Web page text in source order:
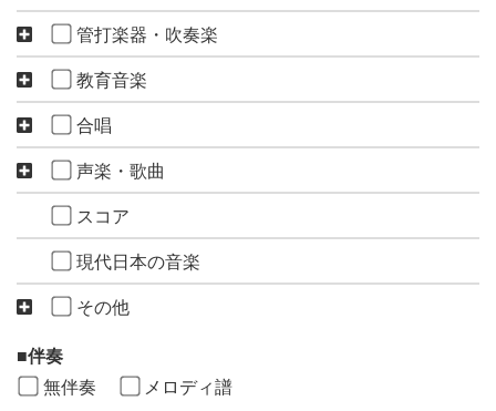
管打楽器・吹奏楽
教育音楽
合唱
声楽・歌曲
スコア
現代日本の音楽
その他
伴奏
無伴奏
メロディ譜